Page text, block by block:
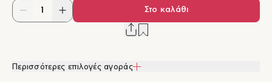
Στο καλάθι
Περισσότερες επιλογές αγοράς